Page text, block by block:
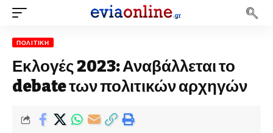
ΠΟΛΙΤΙΚΉ
Εκλογές 2023: Αναβάλλεται το
debate των πολιτικών αρχηγών